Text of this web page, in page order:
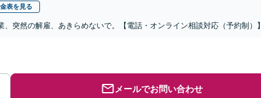
表を見る
、突然の解雇、あきらめないで。【電話・オンライン相談対応（予約制）】
メールでお問い合わせ